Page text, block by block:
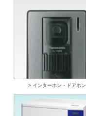
> インターホン・ドアホン